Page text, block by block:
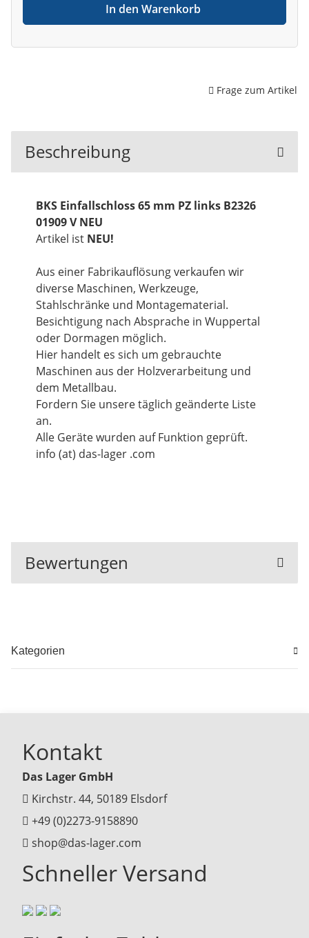
In den Warenkorb
Frage zum Artikel
Beschreibung
BKS Einfallschloss 65 mm PZ links B2326
01909 V NEU
Artikel ist NEU!
Aus einer Fabrikauflösung verkaufen wir
diverse Maschinen, Werkzeuge,
Stahlschränke und Montagematerial.
Besichtigung nach Absprache in Wuppertal
oder Dormagen möglich.
Hier handelt es sich um gebrauchte
Maschinen aus der Holzverarbeitung und
dem Metallbau.
Fordern Sie unsere täglich geänderte Liste
an.
Alle Geräte wurden auf Funktion geprüft.
info (at) das-lager .com
Bewertungen
Kategorien
Kontakt
Das Lager GmbH
Kirchstr. 44, 50189 Elsdorf
+49 (0)2273-9158890
shop@das-lager.com
Schneller Versand